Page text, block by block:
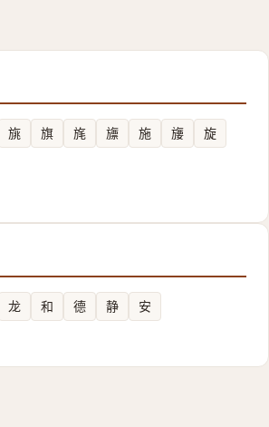
旐 旗 旄 旚 施 㫏
旋
龙 和 德 静 安